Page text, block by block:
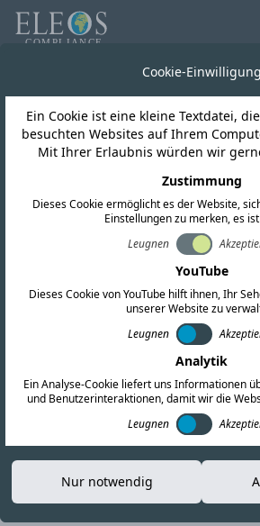
Artikel
Entdecken Sie unsere
Videopräsentationen zu
Anforderungen, Compliance-
Branchentrends.
Search Articles
Cookie-Einwilligung
Ein Cookie ist eine kleine Textdatei,
besuchten Websites auf Ihrem
Mit Ihrer Erlaubnis würden wir
Zustimmung
Dieses Cookie ermöglicht es der Website,
Einstellungen zu merken, es
Leugnen
YouTube
Dieses Cookie von YouTube hilft ihnen, Ihr
unserer Website zu
Leugnen
Analytik
Ein Analyse-Cookie liefert uns Informationen
und Benutzerinteraktionen, damit wir die
Leugnen
Nur notwendig